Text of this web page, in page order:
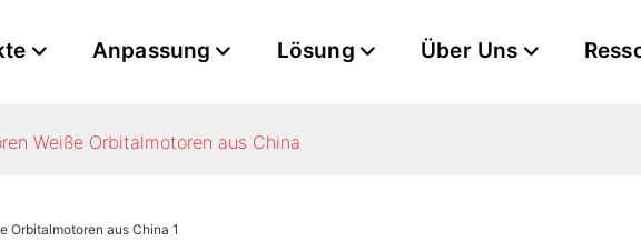
Anpassung Lösung Über Uns
Weiße Orbitalmotoren aus China